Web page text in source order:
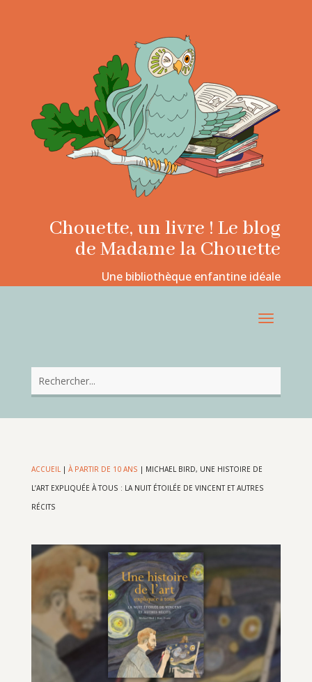
Chouette, un livre ! Le blog
de Madame la Chouette
Une bibliothèque enfantine idéale
ACCUEIL| À PARTIR DE 10 ANS | MICHAEL BIRD, UNE HISTOIRE DE
L’ART EXPLIQUÉE À TOUS : LA NUIT ÉTOILÉE DE VINCENT ET AUTRES
RÉCITS